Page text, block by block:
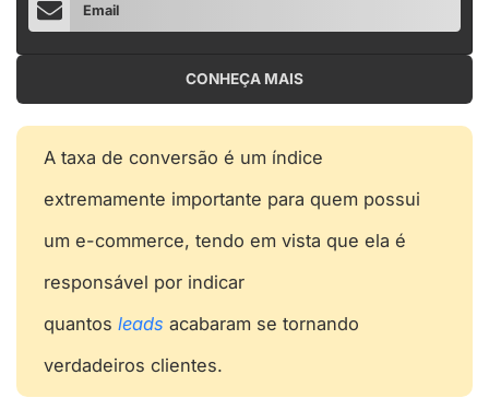
Email
CONHEÇA MAIS
A taxa de conversão é um índice
extremamente importante para quem possui
um e-commerce, tendo em vista que ela é
responsável por indicar
quantos leads acabaram se tornando
verdadeiros clientes.